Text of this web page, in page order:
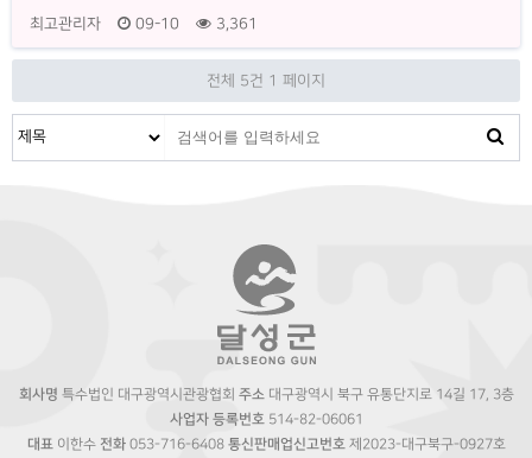
최고관리자 09-10 3,361
전체 5건 1 페이지
회사명 특수법인 대구광역시관광협회 주소대구광역시 북구 유통단지로 14길 17, 3층
사업자 등록번호514-82-06061
대표이한수 전화053-716-6408 통신판매업신고번호제2023-대구북구-0927호